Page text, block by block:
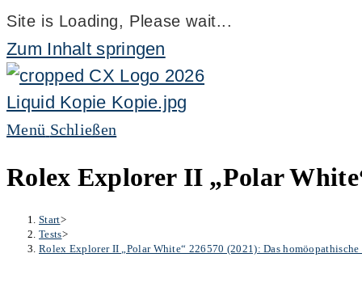
Site is Loading, Please wait...
Zum Inhalt springen
Menü Schließen
Rolex Explorer II „Polar
Start>
Tests>
Rolex Explorer II „Polar White“ 226570 (2021): Das